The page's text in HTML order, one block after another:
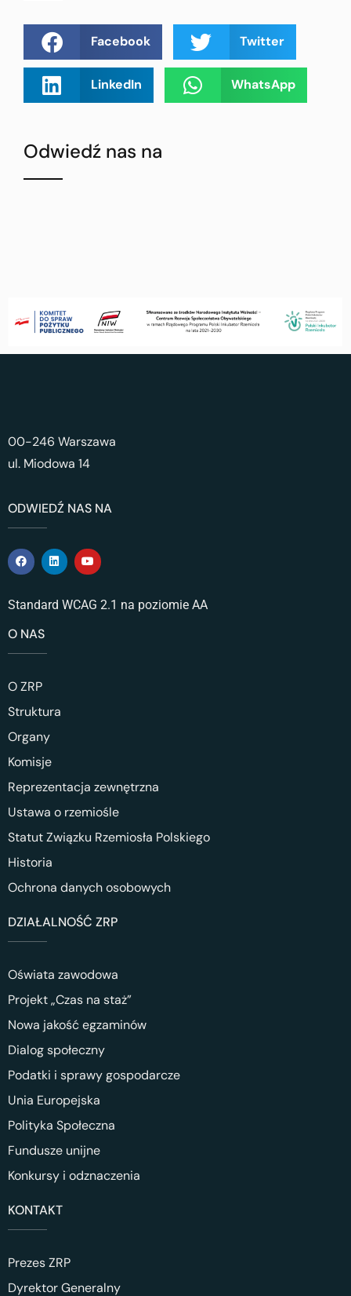
Facebook Twitter
LinkedIn WhatsApp
Odwiedź nas na
00-246 Warszawa
ul. Miodowa 14
ODWIEDŹ NAS NA
Standard WCAG 2.1 na poziomie AA
O NAS
O ZRP
Struktura
Organy
Komisje
Reprezentacja zewnętrzna
Ustawa o rzemiośle
Statut Związku Rzemiosła Polskiego
Historia
Ochrona danych osobowych
DZIAŁALNOŚĆ ZRP
Oświata zawodowa
Projekt „Czas na staż”
Nowa jakość egzaminów
Dialog społeczny
Podatki i sprawy gospodarcze
Unia Europejska
Polityka Społeczna
Fundusze unijne
Konkursy i odznaczenia
KONTAKT
Prezes ZRP
Dyrektor Generalny